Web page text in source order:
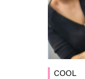
COOL